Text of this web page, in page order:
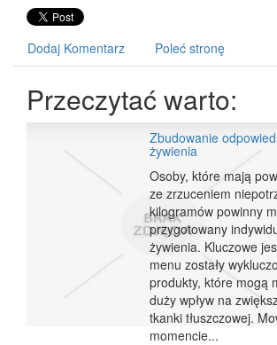
Dodaj Komentarz Poleć stronę
Przeczytać warto:
Zbudowanie
żywienia
Osoby, które mają
ze zrzuceniem
kilogramów powinny
przygotowany
żywienia. Kluczowe
menu zostały
produkty, które mogą
duży wpływ na
tkanki tłuszczowej.
momencie...